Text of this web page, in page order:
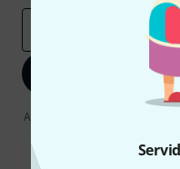
Endereço de e-mail
Ao clicar em "Inscreva-se
encontrar mais informações